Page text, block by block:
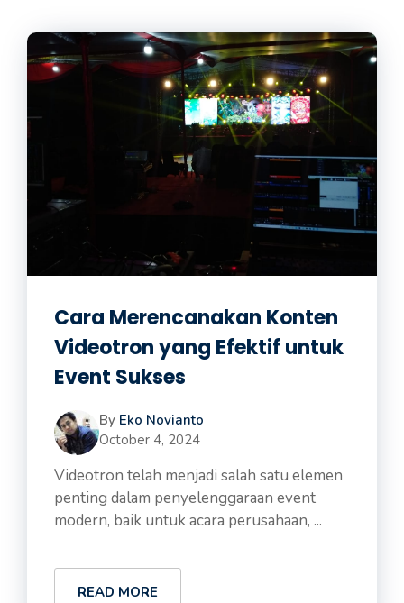
Cara Merencanakan Konten
Videotron yang Efektif untuk
Event Sukses
By Eko Novianto
October 4, 2024
Videotron telah menjadi salah satu elemen
penting dalam penyelenggaraan event
modern, baik untuk acara perusahaan, ...
READ MORE